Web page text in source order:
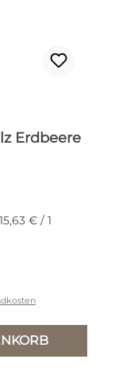
Erdbeere
€ / 1